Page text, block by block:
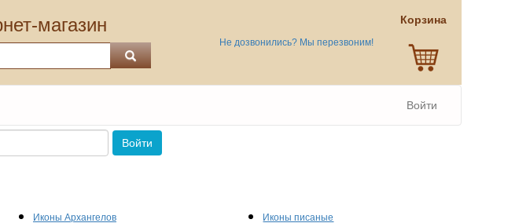
магазин
Не дозвонились? Мы перезвоним!
Корзина
Войти
Войти
Иконы Архангелов
Иконы писаные